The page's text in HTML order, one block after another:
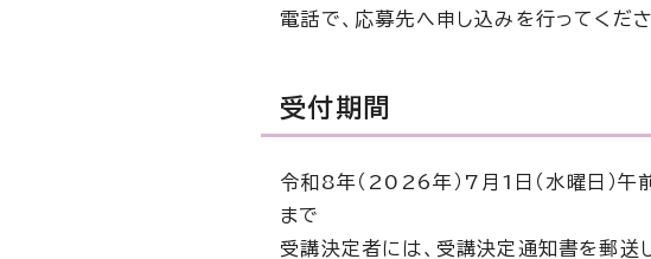
電話で、応募先へ申し込みを行ってくださ
受付期間
令和8年（2026年）7月1日（水曜日）
まで
受講決定者には、受講決定通知書を郵送し